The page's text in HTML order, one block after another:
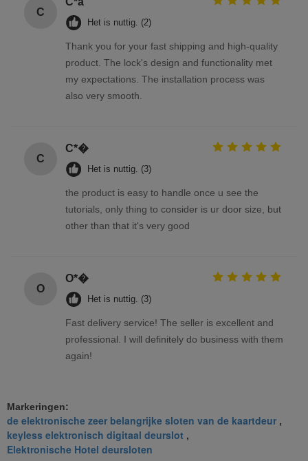
C
Het is nuttig. (2)
Thank you for your fast shipping and high-quality
product. The lock's design and functionality met
my expectations. The installation process was
also very smooth.
C
C*�
Het is nuttig. (3)
the product is easy to handle once u see the
tutorials, only thing to consider is ur door size, but
other than that it's very good
O
O*�
Het is nuttig. (3)
Fast delivery service! The seller is excellent and
professional. I will definitely do business with them
again!
Markeringen:
de elektronische zeer belangrijke sloten van de kaartdeur ,
keyless elektronisch digitaal deurslot ,
Elektronische Hotel deursloten